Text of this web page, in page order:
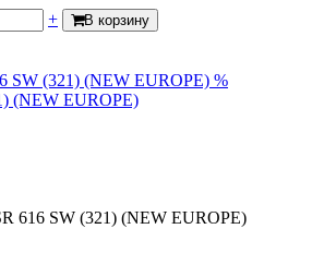
512 SW (335) (NEW EUROPE)
+ В корзину
(NEW EUROPE)